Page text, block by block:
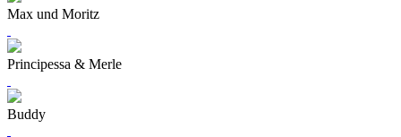
Max und Moritz
Principessa & Merle
Buddy